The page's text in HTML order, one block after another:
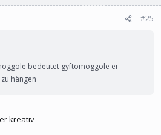
#25
bedeutet gyftomoggole er
hängen
kreativ